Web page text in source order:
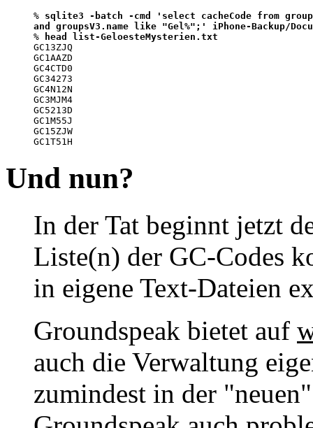
% sqlite3 -batch -cmd 'select cacheCode from
and groupsV3.name like "Gel%";' iPhone-Backup/
%
head list-GeloesteMysterien.txt
GC13ZJQ
GC1AAZD
GC4CTD0
GC34273
GC4N12N
GC3MJM4
GC5213D
GC1M55J
GC15ZJW
GC1T51H
Und nun?
In der Tat beginnt jetzt
Liste(n) der GC-Codes
in eigene Text-Dateien
Groundspeak bietet auf
auch die Verwaltung
zumindest in der